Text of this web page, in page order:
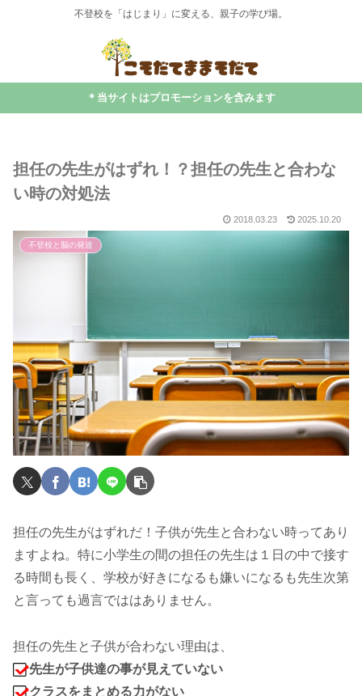
不登校を「はじまり」に変える、親子の学び場。
＊当サイトはプロモーションを含みます
担任の先生がはずれ！？担任の先生と合わな
い時の対処法
2018.03.23 2025.10.20
不登校と脳の発達
担任の先生がはずれだ！子供が先生と合わない時ってあり
ますよね。特に小学生の間の担任の先生は１日の中で接す
る時間も長く、学校が好きになるも嫌いになるも先生次第
と言っても過言でははありません。
担任の先生と子供が合わない理由は、
先生が子供達の事が見えていない
クラスをまとめる力がない